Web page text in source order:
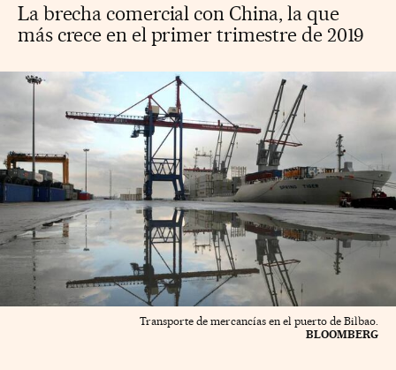
La brecha comercial con China, la que
más crece en el primer trimestre de 2019
Transporte de mercancías en el puerto de Bilbao.
BLOOMBERG